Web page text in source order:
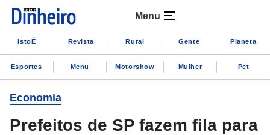
Menu
IstoÉ Revista Rural Gente Planeta
Esportes Menu Motorshow Mulher Pet
Economia
Prefeitos de SP fazem fila para